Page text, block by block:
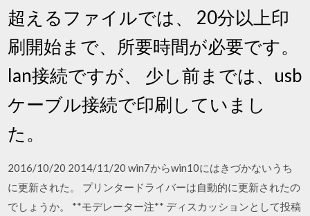
超えるファイルでは、 20分以上印
刷開始まで、所要時間が必要です。
lan接続ですが、 少し前までは、usb
ケーブル接続で印刷していまし
た。
2016/10/20 2014/11/20 win7からwin10にはきづかないうち
に更新された。 プリンタードライバーは自動的に更新されたの
でしょうか。 **モデレーター注** ディスカッションとして投稿